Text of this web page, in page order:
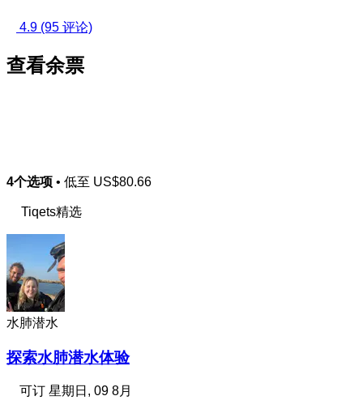
4.9 (95 评论)
查看余票
4个选项 • 低至 US$80.66
Tiqets精选
水肺潜水
探索水肺潜水体验
可订 星期日, 09 8月